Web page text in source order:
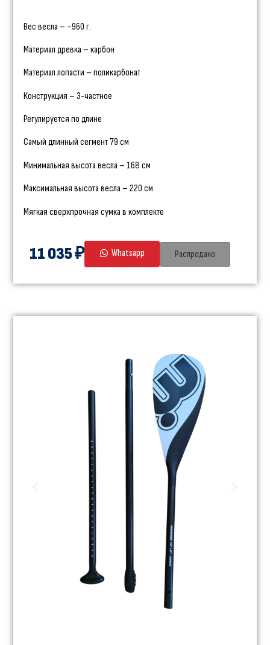
Вес весла – ~960 г.
Материал древка – карбон
Материал лопасти – поликарбонат
Конструкция – 3-частное
Регулируется по длине
Самый длинный сегмент 79 см
Минимальная высота весла – 168 см
Максимальная высота весла – 220 см
Мягкая сверхпрочная сумка в комплекте
11 035 ₽ Whatsapp Распродано